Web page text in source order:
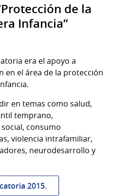
de la
Infancia”
era el apoyo a
en el área de la protección
en temas como salud,
temprano,
consumo
violencia intrafamiliar,
neurodesarrollo y
2015.